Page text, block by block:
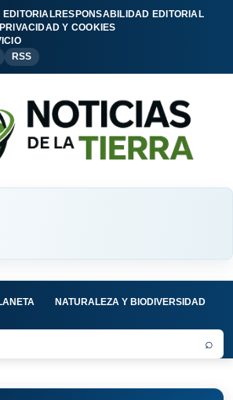
EDITORIALRESPONSABILIDAD EDITORIAL
Y COOKIES
RSS
NATURALEZA Y BIODIVERSIDAD
⌕